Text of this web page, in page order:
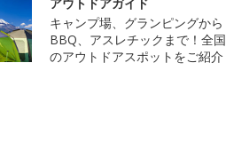
キャンプ場、グランピングから
BBQ、アスレチックまで！全国
のアウトドアスポットをご紹介